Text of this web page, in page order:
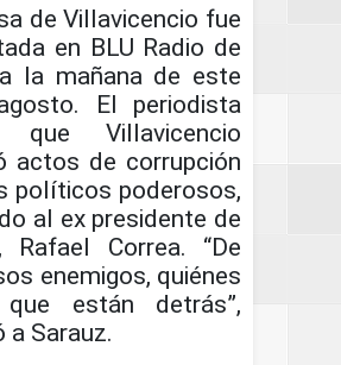
de Villavicencio fue
en BLU Radio de
la mañana de este
El periodista
que Villavicencio
actos de corrupción
políticos poderosos,
al ex presidente de
Rafael Correa. “De
enemigos, quiénes
que están detrás”,
a Sarauz.